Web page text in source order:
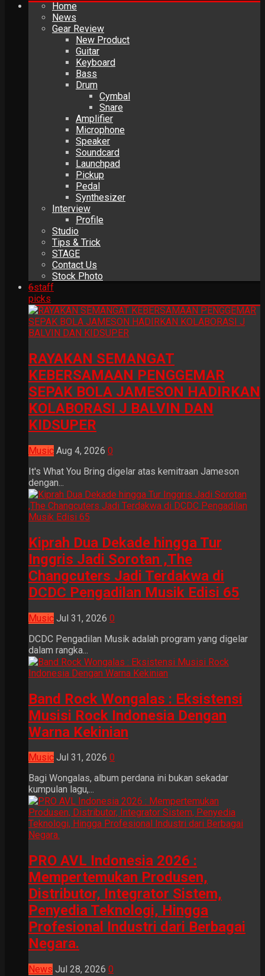
Home
News
Gear Review
New Product
Guitar
Keyboard
Bass
Drum
Cymbal
Snare
Amplifier
Microphone
Speaker
Soundcard
Launchpad
Pickup
Pedal
Synthesizer
Interview
Profile
Studio
Tips & Trick
STAGE
Contact Us
Stock Photo
6staff
picks
RAYAKAN SEMANGAT
KEBERSAMAAN PENGGEMAR
SEPAK BOLA JAMESON HADIRKAN
KOLABORASI J BALVIN DAN
KIDSUPER
Music Aug 4, 2026 0
It's What You Bring digelar atas kemitraan Jameson
dengan...
Kiprah Dua Dekade hingga Tur
Inggris Jadi Sorotan ,The
Changcuters Jadi Terdakwa di
DCDC Pengadilan Musik Edisi 65
Music Jul 31, 2026 0
DCDC Pengadilan Musik adalah program yang digelar
dalam rangka...
Band Rock Wongalas : Eksistensi
Musisi Rock Indonesia Dengan
Warna Kekinian
Music Jul 31, 2026 0
Bagi Wongalas, album perdana ini bukan sekadar
kumpulan lagu,...
PRO AVL Indonesia 2026 :
Mempertemukan Produsen,
Distributor, Integrator Sistem,
Penyedia Teknologi, Hingga
Profesional Industri dari Berbagai
Negara.
News Jul 28, 2026 0